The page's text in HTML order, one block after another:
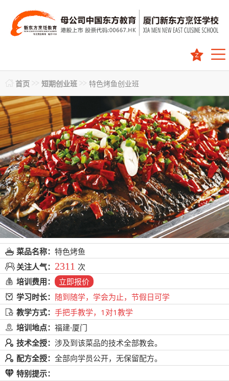


首页 短期创业班 特色烤鱼创业班
菜品名称： 特色烤鱼
关注人气： 2311 次
培训费用：
立即报价
学习时长： 随到随学，学会为止，节假日可学
教学方式： 手把手教学，1对1教学
培训地点： 福建·厦门
技术全授： 涉及到该菜品的技术全部教会。
配方全授： 全部向学员公开，无保留配方。
特别提示：